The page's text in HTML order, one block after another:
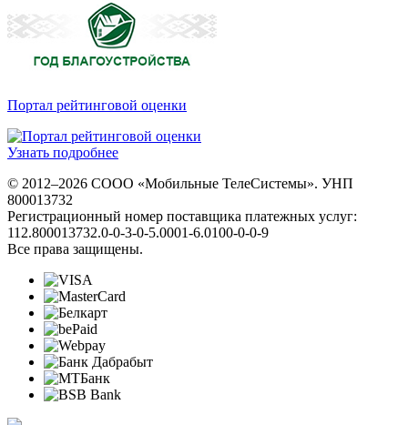
Портал рейтинговой оценки
Узнать подробнее
© 2012–2026 СООО «Мобильные ТелеСистемы». УНП
800013732
Регистрационный номер поставщика платежных услуг:
112.800013732.0-0-3-0-5.0001-6.0100-0-0-9
Все права защищены.